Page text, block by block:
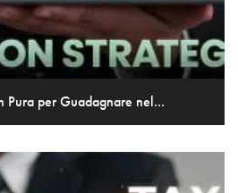
Pura per Guadagnare nel...